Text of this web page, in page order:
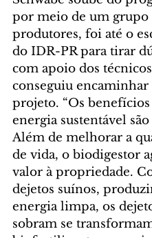
por meio de um grupo
produtores, foi até o
do IDR-PR para tirar
com apoio dos
conseguiu encaminhar
projeto. “Os benefícios
energia sustentável
Além de melhorar a
de vida, o biodigestor
valor à propriedade.
dejetos suínos,
energia limpa, os
sobram se